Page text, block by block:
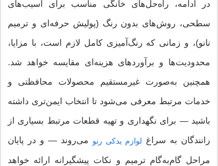
در ادامه، راه‌حل‌های خانگی مناسب برای آسیب‌های
سطحی، روش‌های بدون رنگ (پولیش حرفه‌ای و ترمیم
نانو)، و زمانی که رنگ‌آمیزی کامل لازم است، با مزایا،
محدودیت‌ها و برآوردهای هزینه‌ای مقایسه خواهد شد.
همچنین به‌صورت غیرمستقیم محصولات محافظتی و
خدمات مرتبط معرفی می‌شود تا انتخاب ایمن‌تری داشته
باشید — برای نگهداری و تهیه قطعات مرتبط بسیاری از
رانندگان به سراغ لوازم یدکی رنو می‌روند — و در پایان
مراحل گام‌به‌گام ترمیم و نکات پیشگیرانه ارائه خواهد